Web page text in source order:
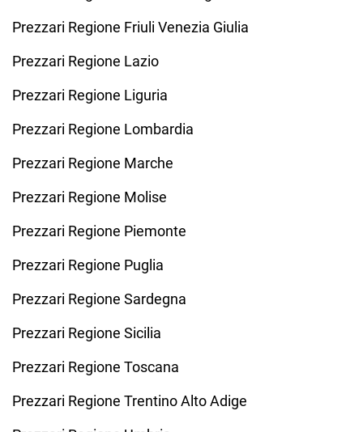
Prezzari Regione Friuli Venezia Giulia
Prezzari Regione Lazio
Prezzari Regione Liguria
Prezzari Regione Lombardia
Prezzari Regione Marche
Prezzari Regione Molise
Prezzari Regione Piemonte
Prezzari Regione Puglia
Prezzari Regione Sardegna
Prezzari Regione Sicilia
Prezzari Regione Toscana
Prezzari Regione Trentino Alto Adige